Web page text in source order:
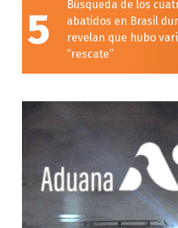
5
Búsqueda de los
abatidos en Brasil
revelan que hubo
“rescate”